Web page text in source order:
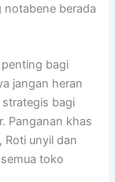
notabene berada
bagi
jangan heran
bagi
Panganan khas
Roti unyil dan
toko